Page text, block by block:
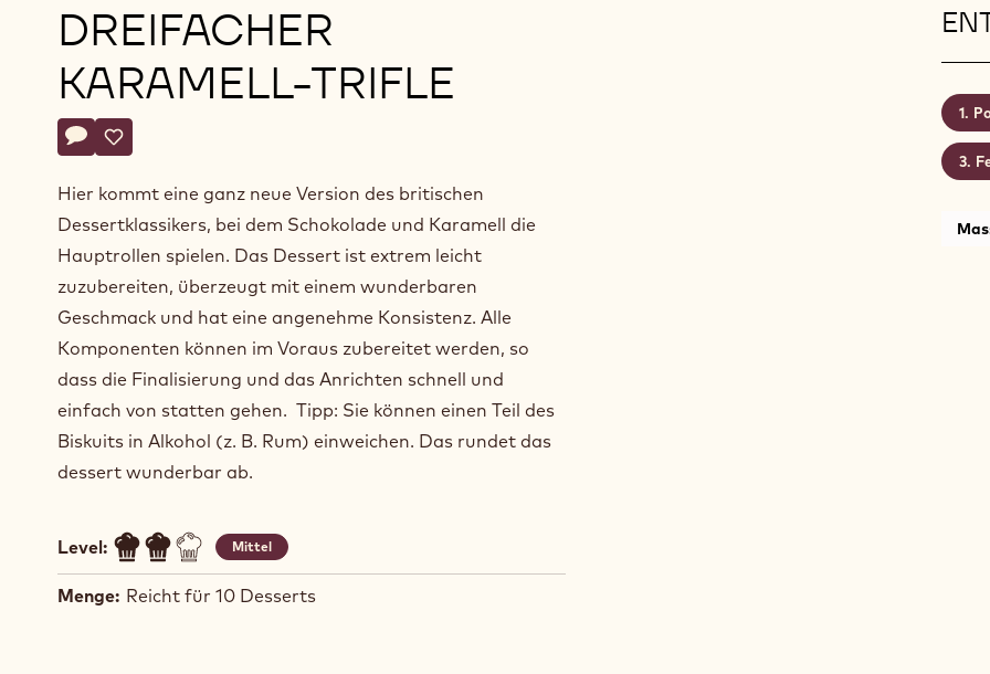
DREIFACHER
KARAMELL-TRIFLE
Actions
Schreibe einen Kommentar
- Dreifacher Karamell-Trifle
Speichern
- Dreifacher Karamell-Trifle
Hier kommt eine ganz neue Version des britischen
Dessertklassikers, bei dem Schokolade und Karamell die
Hauptrollen spielen. Das Dessert ist extrem leicht
zuzubereiten, überzeugt mit einem wunderbaren
Geschmack und hat eine angenehme Konsistenz. Alle
Komponenten können im Voraus zubereitet werden, so
dass die Finalisierung und das Anrichten schnell und
einfach von statten gehen. Tipp: Sie können einen Teil des
Biskuits in Alkohol (z. B. Rum) einweichen. Das rundet das
dessert wunderbar ab.
Level: Mittel
Menge: Reicht für 10 Desserts